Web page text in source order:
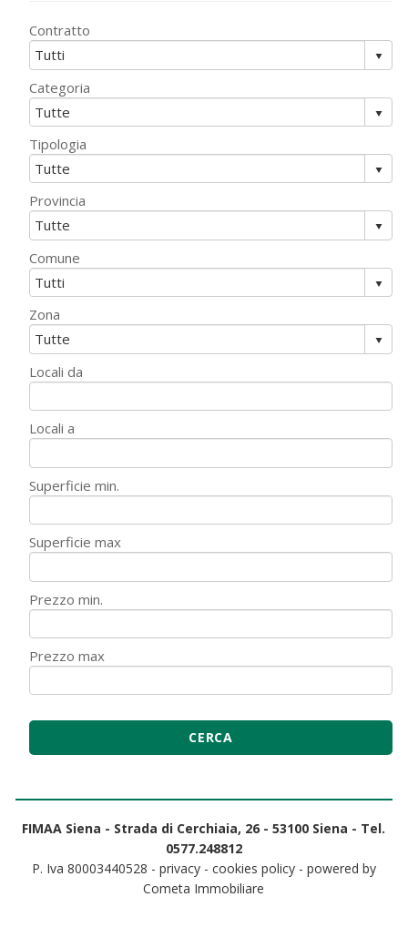
Contratto
Categoria
Tipologia
Provincia
Comune
Zona
Locali da
Locali a
Superficie min.
Superficie max
Prezzo min.
Prezzo max
FIMAA Siena - Strada di Cerchiaia, 26 - 53100 Siena - Tel.
0577.248812
P. Iva 80003440528 - privacy- cookies policy- powered by
Cometa Immobiliare